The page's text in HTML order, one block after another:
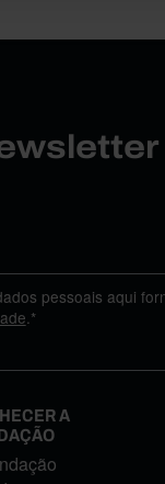
pessoais aqui
.*
A